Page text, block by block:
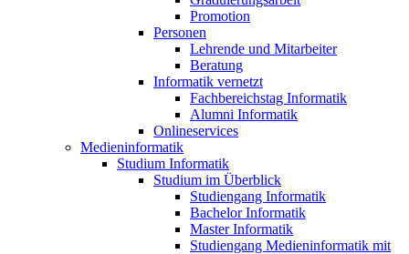
Promotion
Personen
Lehrende und Mitarbeiter
Beratung
Informatik vernetzt
Fachbereichstag Informatik
Alumni Informatik
Onlineservices
Medieninformatik
Studium Informatik
Studium im Überblick
Studiengang Informatik
Bachelor Informatik
Master Informatik
Studiengang Medieninformatik mit